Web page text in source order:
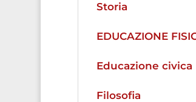
Storia
EDUCAZIONE
Educazione civica
Filosofia